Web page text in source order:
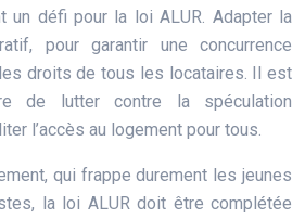
un défi pour la loi ALUR. Adapter la
pour garantir une concurrence
droits de tous les locataires. Il est
de lutter contre la spéculation
l’accès au logement pour tous.
qui frappe durement les jeunes
la loi ALUR doit être complétée